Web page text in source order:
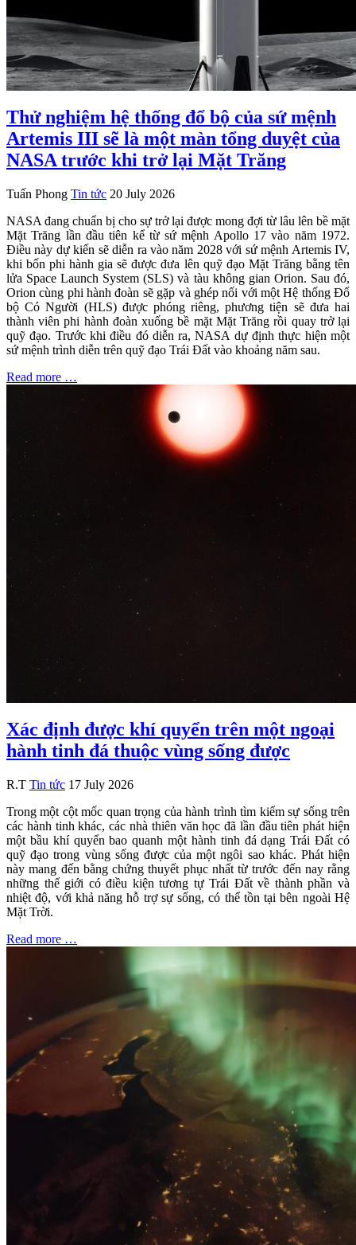
Thử nghiệm hệ thống đổ bộ của sứ mệnh
Artemis III sẽ là một màn tổng duyệt của
NASA trước khi trở lại Mặt Trăng
Tuấn Phong Tin tức 20 July 2026
NASA đang chuẩn bị cho sự trở lại được mong đợi từ lâu lên bề mặt
Mặt Trăng lần đầu tiên kể từ sứ mệnh Apollo 17 vào năm 1972.
Điều này dự kiến sẽ diễn ra vào năm 2028 với sứ mệnh Artemis IV,
khi bốn phi hành gia sẽ được đưa lên quỹ đạo Mặt Trăng bằng tên
lửa Space Launch System (SLS) và tàu không gian Orion. Sau đó,
Orion cùng phi hành đoàn sẽ gặp và ghép nối với một Hệ thống Đổ
bộ Có Người (HLS) được phóng riêng, phương tiện sẽ đưa hai
thành viên phi hành đoàn xuống bề mặt Mặt Trăng rồi quay trở lại
quỹ đạo. Trước khi điều đó diễn ra, NASA dự định thực hiện một
sứ mệnh trình diễn trên quỹ đạo Trái Đất vào khoảng năm sau.
Read more …
Xác định được khí quyển trên một ngoại
hành tinh đá thuộc vùng sống được
R.T Tin tức 17 July 2026
Trong một cột mốc quan trọng của hành trình tìm kiếm sự sống trên
các hành tinh khác, các nhà thiên văn học đã lần đầu tiên phát hiện
một bầu khí quyển bao quanh một hành tinh đá dạng Trái Đất có
quỹ đạo trong vùng sống được của một ngôi sao khác. Phát hiện
này mang đến bằng chứng thuyết phục nhất từ trước đến nay rằng
những thế giới có điều kiện tương tự Trái Đất về thành phần và
nhiệt độ, với khả năng hỗ trợ sự sống, có thể tồn tại bên ngoài Hệ
Mặt Trời.
Read more …